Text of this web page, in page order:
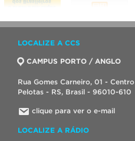
LOCALIZE A CCS
CAMPUS PORTO / ANGLO
Rua Gomes Carneiro, 01 - Centro
Pelotas - RS, Brasil - 96010-610
clique para ver o e-mail
LOCALIZE A RÁDIO